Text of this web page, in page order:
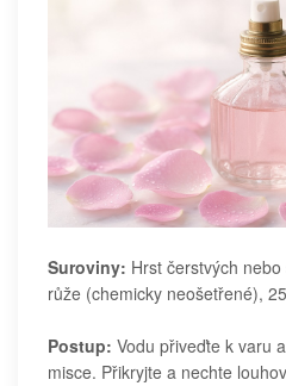
Suroviny: Hrst čerstvých
růže (chemicky neošetřené),
Postup: Vodu přiveďte k varu
misce. Přikryjte a nechte